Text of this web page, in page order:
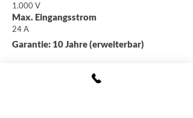
1.000 V
Max. Eingangsstrom
24 A
Garantie: 10 Jahre (erweiterbar)